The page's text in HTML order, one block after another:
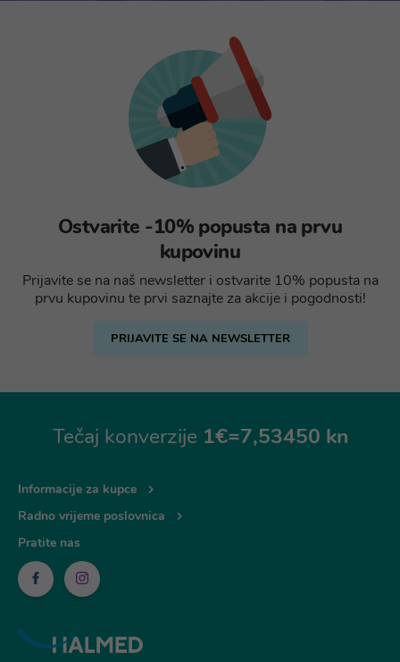
Ostvarite -10% popusta na prvu
kupovinu
Prijavite se na naš newsletter i ostvarite 10% popusta na
prvu kupovinu te prvi saznajte za akcije i pogodnosti!
PRIJAVITE SE NA NEWSLETTER
Tečaj konverzije 1€=7,53450 kn
Informacije za kupce
Radno vrijeme poslovnica
Pratite nas